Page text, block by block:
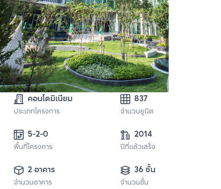
คอนโดมิเนียม
ประเภทโครงการ
837
จำนวนยูนิต
พื้นที่โครงการ
2014
ปีที่แล้วเสร็จ
2 อาคาร
จำนวนอาคาร
36 ชั้น
จำนวนชั้น